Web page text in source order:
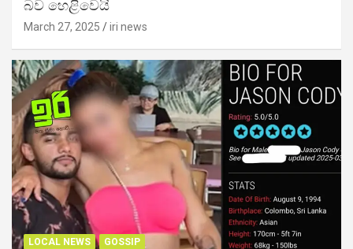
බව හෙළිවෙයි
March 27, 2025 iri news
LOCAL NEWS GOSSIP